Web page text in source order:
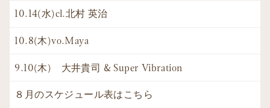
10.14(水)cl.北村 英治
10.8(木)vo.Maya
9.10(木) 大井貴司 & Super Vibration
８月のスケジュール表はこちら